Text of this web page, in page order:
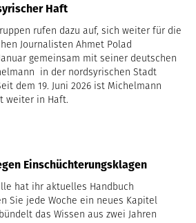
Haft
rufen dazu auf, sich weiter für die
Journalisten Ahmet Polad
gemeinsam mit seiner deutschen
in der nordsyrischen Stadt
dem 19. Juni 2026 ist Michelmann
weiter in Haft.
Einschüchterungsklagen
hat ihr aktuelles Handbuch
Sie jede Woche ein neues Kapitel
das Wissen aus zwei Jahren